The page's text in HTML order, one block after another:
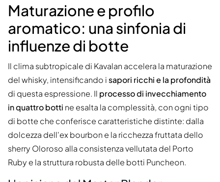
Maturazione e profilo
aromatico: una sinfonia di
influenze di botte
Il clima subtropicale di Kavalan accelera la maturazione
del whisky, intensificando isapori ricchi e la profondità
di questa espressione. Il processo di invecchiamento
in quattro botti ne esalta la complessità, con ogni tipo
di botte che conferisce caratteristiche distinte: dalla
dolcezza dell'ex bourbon e la ricchezza fruttata dello
sherry Oloroso alla consistenza vellutata del Porto
Ruby e la struttura robusta delle botti Puncheon.